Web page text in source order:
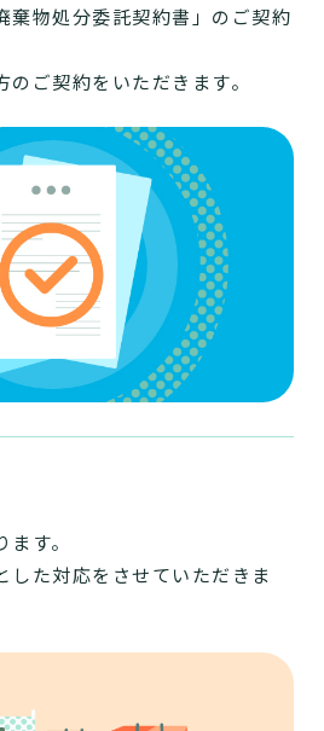
棄物処分委託契約書」のご契約
ご契約をいただきます。
す。
した対応をさせていただきま